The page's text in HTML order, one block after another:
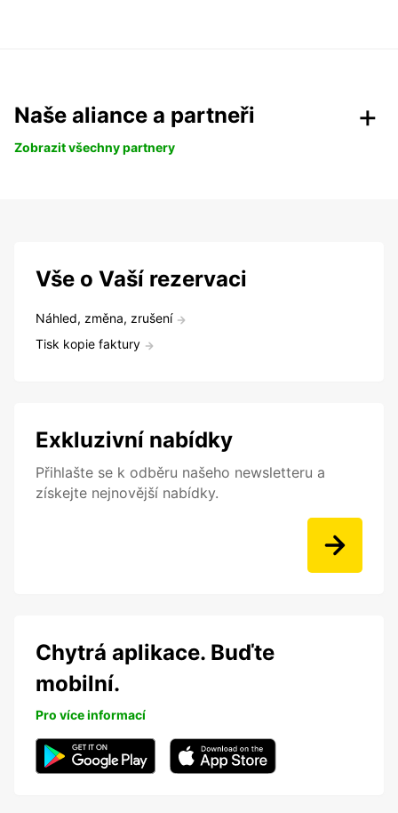
Naše aliance a partneři
Zobrazit všechny partnery
Vše o Vaší rezervaci
Náhled, změna, zrušení
Tisk kopie faktury
Exkluzivní nabídky
Přihlašte se k odběru našeho newsletteru a
získejte nejnovější nabídky.
Chytrá aplikace. Buďte
mobilní.
Pro více informací